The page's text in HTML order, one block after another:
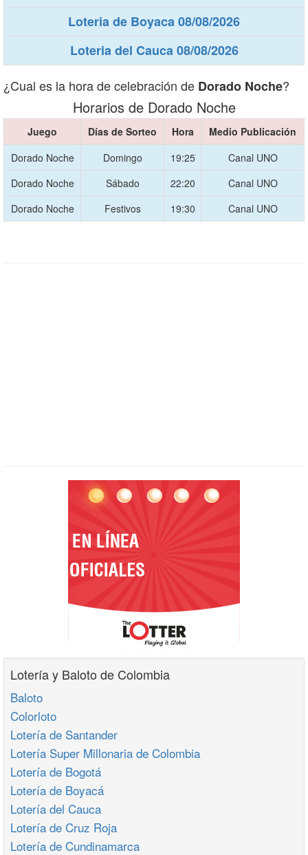
Loteria de Boyaca 08/08/2026
Loteria del Cauca 08/08/2026
¿Cual es la hora de celebración de Dorado Noche?
Horarios de Dorado Noche
Juego Días de Sorteo Hora
Medio Publicación
Dorado Noche
Domingo 19:25
Canal UNO
Dorado Noche
Sábado 22:20
Canal UNO
Dorado Noche
Festivos 19:30 Canal UNO
Lotería y Baloto de Colombia
Baloto
Colorloto
Lotería de Santander
Lotería Super Millonaria de Colombia
Lotería de Bogotá
Lotería de Boyacá
Lotería del Cauca
Lotería de Cruz Roja
Lotería de Cundinamarca